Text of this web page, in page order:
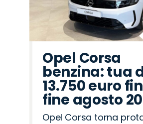
Opel Corsa
benzina: tua
13.750 euro
fine agosto
Opel Corsa torna